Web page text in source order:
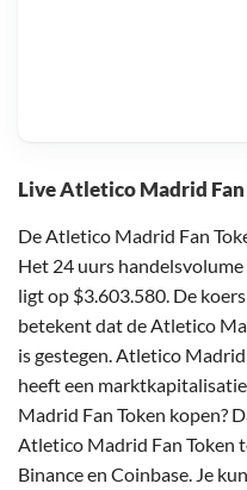
Live Atletico Madrid Fan
De Atletico Madrid Fan
Het 24 uurs
ligt op $3.603.580. De
betekent dat de Atletico
is gestegen. Atletico
heeft een
Madrid Fan Token kopen?
Atletico Madrid Fan Token
Binance en Coinbase. Je